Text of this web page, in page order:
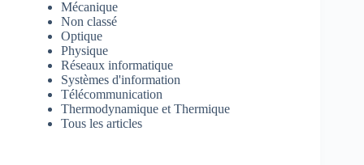
Mécanique
Non classé
Optique
Physique
Réseaux informatique
Systèmes d'information
Télécommunication
Thermodynamique et Thermique
Tous les articles